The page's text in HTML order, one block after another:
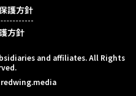
and affiliates. All Rights
redwing.media
護方針
方針